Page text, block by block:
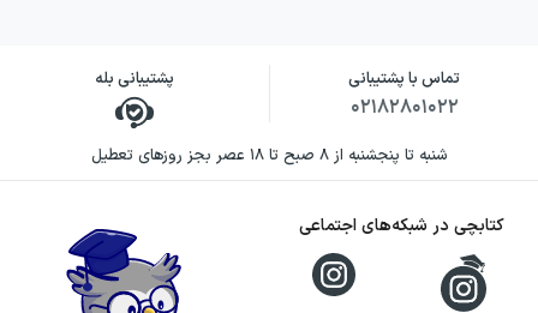
تماس با پشتیبانی
۰۲۱۸۲۸۰۱۰۲۲
پشتیبانی بله
شنبه تا پنجشنبه از ۸ صبح تا ۱۸ عصر بجز روزهای تعطیل
کتابچی در شبکه‌های اجتماعی